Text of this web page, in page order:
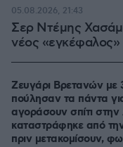
Σερ Ντέμης
νέος
05.08.2026, 21:43
Ζευγάρι Βρετανών με
πούλησαν τα πάντα
αγοράσουν σπίτι στην
καταστράφηκε από
πριν μετακομίσουν,